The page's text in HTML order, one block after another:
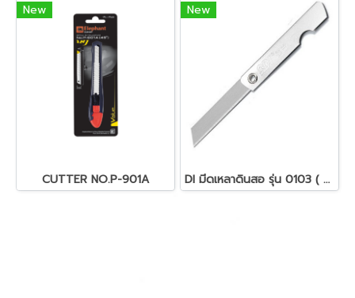
New
CUTTER NO.P-901A
New
DI มีดเหลาดินสอ รุ่น 0103 ( จำนวน 1 ด้าม)